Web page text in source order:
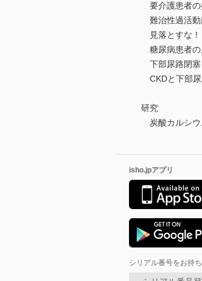
要介護患者
難治性過活
見落とすな
糖尿病患者
下部尿路閉
CKDと下部
研究
炭酸カルシ
isho.jpアプリ
シリアル番号をお持